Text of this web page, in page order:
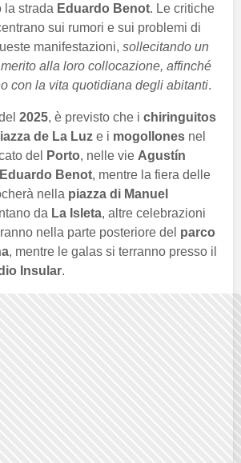
la strada Eduardo Benot. Le critiche
sui rumori e sui problemi di
manifestazioni, sollecitando un
alla loro collocazione, affinché
con la vita quotidiana degli abitanti.
2025, è previsto che i chiringuitos
de La Luz e i mogollones nel
del
Porto, nelle vie Agustín
Eduardo Benot, mentre la fiera delle
nella piazza di Manuel
da La Isleta, altre celebrazioni
nella parte posteriore del parco
, mentre le galas si terranno presso il
Insular.